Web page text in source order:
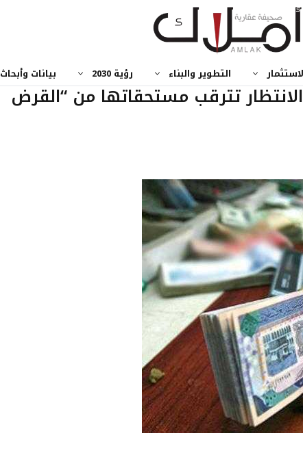
التطوير والبناء رؤية 2030 بيانات وأبحاث
تترقب مستحقاتها من “القرض